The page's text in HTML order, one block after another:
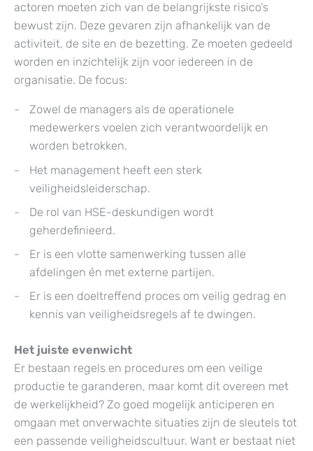
actoren moeten zich van de belangrijkste risico’s
bewust zijn. Deze gevaren zijn afhankelijk van de
activiteit, de site en de bezetting. Ze moeten gedeeld
worden en inzichtelijk zijn voor iedereen in de
organisatie. De focus:
Zowel de managers als de operationele
medewerkers voelen zich verantwoordelijk en
worden betrokken.
Het management heeft een sterk
veiligheidsleiderschap.
De rol van HSE-deskundigen wordt
geherdefinieerd.
Er is een vlotte samenwerking tussen alle
afdelingen én met externe partijen.
Er is een doeltreffend proces om veilig gedrag en
kennis van veiligheidsregels af te dwingen.
Het juiste evenwicht
Er bestaan regels en procedures om een veilige
productie te garanderen, maar komt dit overeen met
de werkelijkheid? Zo goed mogelijk anticiperen en
omgaan met onverwachte situaties zijn de sleutels tot
een passende veiligheidscultuur. Want er bestaat niet